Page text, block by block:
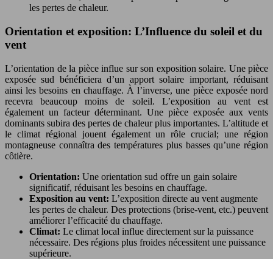
les pertes de chaleur.
Orientation et exposition: L’Influence du soleil et du
vent
L’orientation de la pièce influe sur son exposition solaire. Une pièce
exposée sud bénéficiera d’un apport solaire important, réduisant
ainsi les besoins en chauffage. À l’inverse, une pièce exposée nord
recevra beaucoup moins de soleil. L’exposition au vent est
également un facteur déterminant. Une pièce exposée aux vents
dominants subira des pertes de chaleur plus importantes. L’altitude et
le climat régional jouent également un rôle crucial; une région
montagneuse connaîtra des températures plus basses qu’une région
côtière.
Orientation: Une orientation sud offre un gain solaire
significatif, réduisant les besoins en chauffage.
Exposition au vent: L’exposition directe au vent augmente
les pertes de chaleur. Des protections (brise-vent, etc.) peuvent
améliorer l’efficacité du chauffage.
Climat: Le climat local influe directement sur la puissance
nécessaire. Des régions plus froides nécessitent une puissance
supérieure.